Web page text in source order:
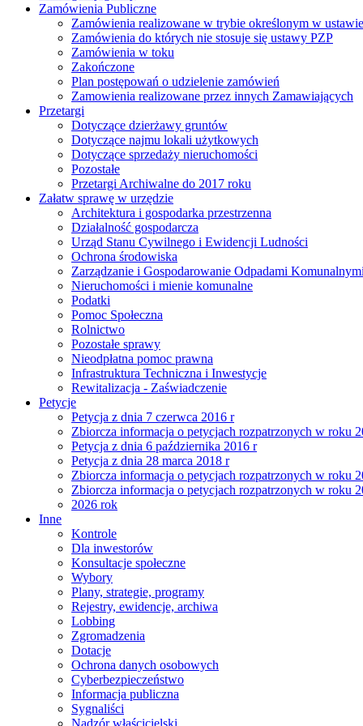
Zamówienia Publiczne
Zamówienia realizowane w trybie określonym w
Zamówienia do których nie stosuje się ustawy PZP
Zamówienia w toku
Zakończone
Plan postępowań o udzielenie zamówień
Zamowienia realizowane przez innych Zamawiających
Przetargi
Dotyczące dzierżawy gruntów
Dotyczące najmu lokali użytkowych
Dotyczące sprzedaży nieruchomości
Pozostałe
Przetargi Archiwalne do 2017 roku
Załatw sprawę w urzędzie
Architektura i gospodarka przestrzenna
Działalność gospodarcza
Urząd Stanu Cywilnego i Ewidencji Ludności
Ochrona środowiska
Zarządzanie i Gospodarowanie Odpadami Komunalnymi
Nieruchomości i mienie komunalne
Podatki
Pomoc Społeczna
Rolnictwo
Pozostałe sprawy
Nieodpłatna pomoc prawna
Infrastruktura Techniczna i Inwestycje
Rewitalizacja - Zaświadczenie
Petycje
Petycja z dnia 7 czerwca 2016 r
Zbiorcza informacja o petycjach rozpatrzonych w roku
Petycja z dnia 6 października 2016 r
Petycja z dnia 28 marca 2018 r
Zbiorcza informacja o petycjach rozpatrzonych w roku
Zbiorcza informacja o petycjach rozpatrzonych w roku
2026 rok
Inne
Kontrole
Dla inwestorów
Konsultacje społeczne
Wybory
Plany, strategie, programy
Rejestry, ewidencje, archiwa
Lobbing
Zgromadzenia
Dotacje
Ochrona danych osobowych
Cyberbezpieczeństwo
Informacja publiczna
Sygnaliści
Nadzór właścicielski